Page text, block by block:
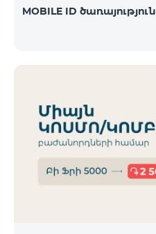
MOBILE ID ծառայություն